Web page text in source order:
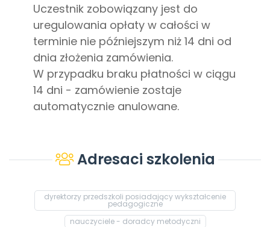
Uczestnik zobowiązany jest do
uregulowania opłaty w całości w
terminie nie późniejszym niż 14 dni od
dnia złożenia zamówienia.
W przypadku braku płatności w ciągu
14 dni - zamówienie zostaje
automatycznie anulowane.
Adresaci szkolenia
dyrektorzy przedszkoli posiadający wykształcenie
pedagogiczne
nauczyciele - doradcy metodyczni